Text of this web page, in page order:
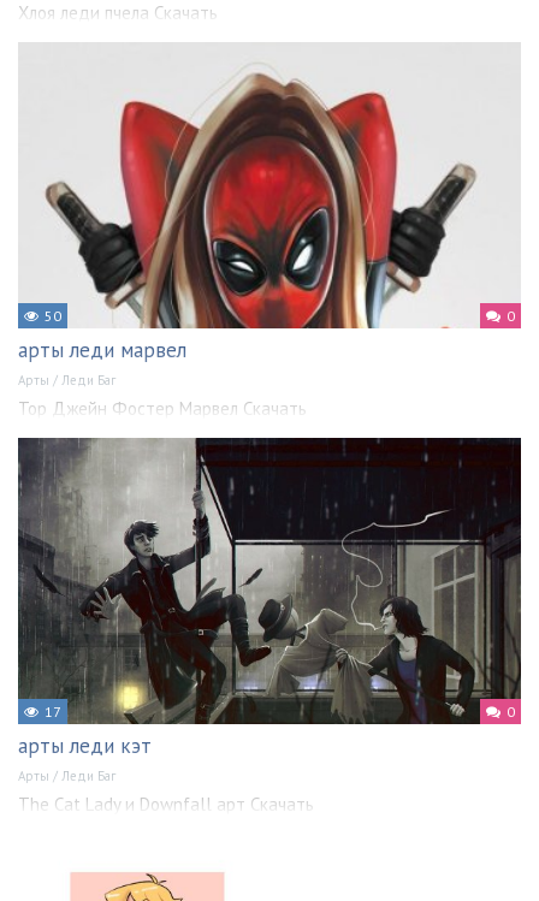
Хлоя леди пчела Скачать
50 0
арты леди марвел
Арты / Леди Баг
Тор Джейн Фостер Марвел Скачать
17 0
арты леди кэт
Арты / Леди Баг
The Cat Lady и Downfall арт Скачать